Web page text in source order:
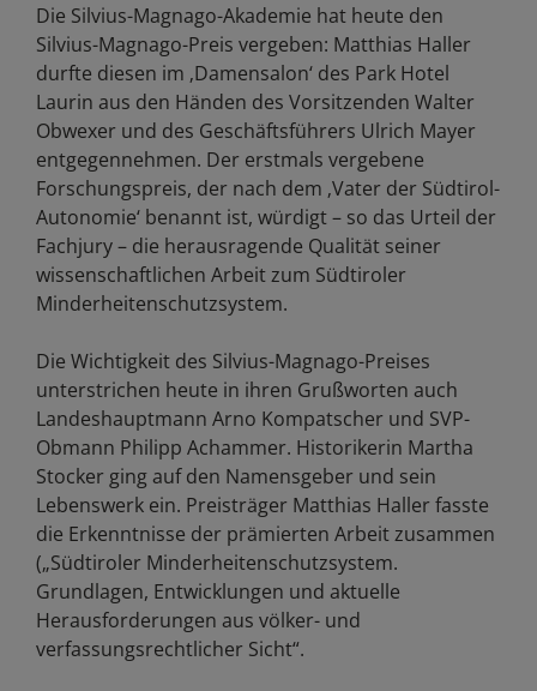
Die Silvius-Magnago-Akademie hat heute den
Silvius-Magnago-Preis vergeben: Matthias Haller
durfte diesen im ‚Damensalon‘ des Park Hotel
Laurin aus den Händen des Vorsitzenden Walter
Obwexer und des Geschäftsführers Ulrich Mayer
entgegennehmen. Der erstmals vergebene
Forschungspreis, der nach dem ‚Vater der Südtirol-
Autonomie‘ benannt ist, würdigt – so das Urteil der
Fachjury – die herausragende Qualität seiner
wissenschaftlichen Arbeit zum Südtiroler
Minderheitenschutzsystem.
Die Wichtigkeit des Silvius-Magnago-Preises
unterstrichen heute in ihren Grußworten auch
Landeshauptmann Arno Kompatscher und SVP-
Obmann Philipp Achammer. Historikerin Martha
Stocker ging auf den Namensgeber und sein
Lebenswerk ein. Preisträger Matthias Haller fasste
die Erkenntnisse der prämierten Arbeit zusammen
(„Südtiroler Minderheitenschutzsystem.
Grundlagen, Entwicklungen und aktuelle
Herausforderungen aus völker- und
verfassungsrechtlicher Sicht“.